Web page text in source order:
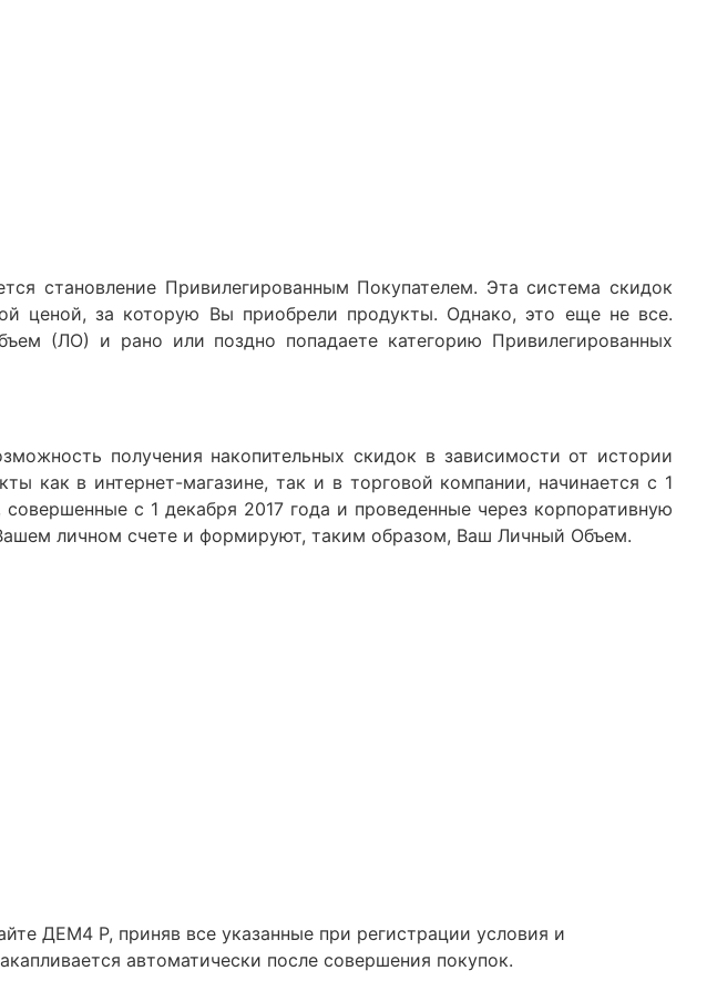
становление Привилегированным Покупателем. Эта система скидок
ценой, за которую Вы приобрели продукты. Однако, это еще не все.
(ЛО) и рано или поздно попадаете категорию Привилегированных
получения накопительных скидок в зависимости от истории
как в интернет-магазине, так и в торговой компании, начинается с 1
с 1 декабря 2017 года и проведенные через корпоративную
личном счете и формируют, таким образом, Ваш Личный Объем.
ДЕМ4 Р, приняв все указанные при регистрации условия и
автоматически после совершения покупок.